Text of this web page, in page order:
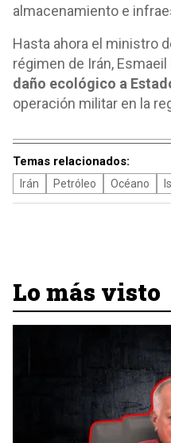
almacenamiento e
Hasta ahora el ministro
régimen de Irán, Esmaeil
daño ecológico a
operación militar en la
Temas relacionados:
Irán Petróleo Océano
Lo más visto